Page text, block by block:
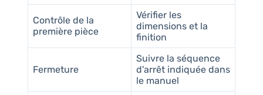
Contrôle de la
première pièce
Vérifier les
dimensions et la
finition
Fermeture
Suivre la séquence
d'arrêt indiquée dans
le manuel